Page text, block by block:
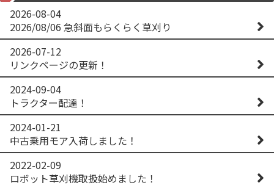
2026-08-04
2026/08/06 急斜面もらくらく草刈り
2026-07-12
リンクページの更新！
2024-09-04
トラクター配達！
2024-01-21
中古乗用モア入荷しました！
2022-02-09
ロボット草刈機取扱始めました！